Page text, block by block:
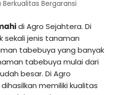
Bergaransi
di Agro Sejahtera. Di
jenis tanaman
tabebuya yang banyak
tabebuya mulai dari
besar. Di Agro
memiliki kualitas